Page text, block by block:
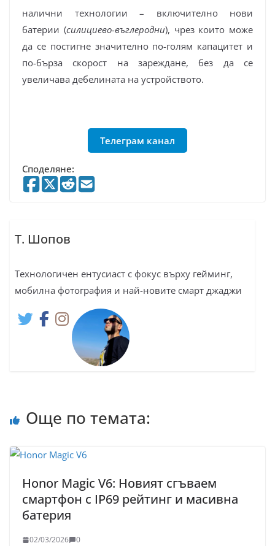
налични технологии – включително нови
батерии (силициево-въглеродни), чрез които може
да се постигне значително по-голям капацитет и
по-бърза скорост на зареждане, без да се
увеличава дебелината на устройството.
Телеграм канал
Споделяне:
Т. Шопов
Технологичен ентусиаст с фокус върху гейминг,
мобилна фотография и най-новите смарт джаджи
Още по темата:
Honor Magic V6: Новият сгъваем
смартфон с IP69 рейтинг и масивна
батерия
02/03/2026 0